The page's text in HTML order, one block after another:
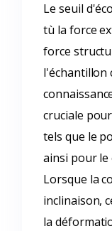
Le seuil
tù la force
force
l'échantillon
cruciale
tels que le
ainsi pour le
Lorsque la
inclinaison,
la